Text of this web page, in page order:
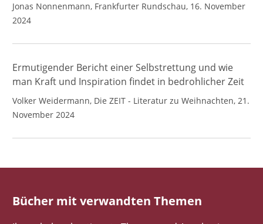
Jonas Nonnenmann, Frankfurter Rundschau, 16. November
2024
Ermutigender Bericht einer Selbstrettung und wie
man Kraft und Inspiration findet in bedrohlicher Zeit
Volker Weidermann, Die ZEIT - Literatur zu Weihnachten, 21.
November 2024
Bücher mit verwandten Themen